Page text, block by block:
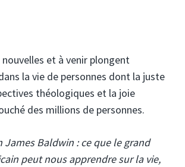
et à venir plongent
la vie de personnes dont la juste
théologiques et la joie
des millions de personnes.
James Baldwin : ce que le grand
peut nous apprendre sur la vie,